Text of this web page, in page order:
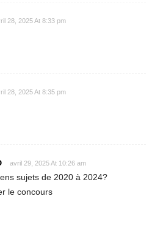
28, 2025 At 8:33 pm
28, 2025 At 8:35 pm
avril 29, 2025 At 10:26 am
sujets de 2020 à 2024?
le concours